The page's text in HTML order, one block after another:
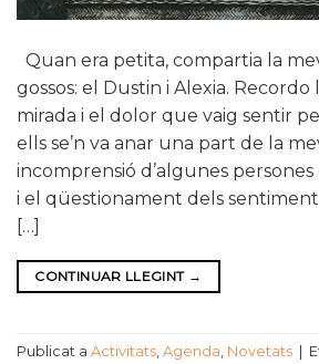
Quan era petita, compartia la
gossos: el Dustin i Alexia. Recordo
mirada i el dolor que vaig sentir
ells se’n va anar una part de la
incomprensió d’algunes
i el qüestionament dels
[…]
CONTINUAR LLEGINT →
Publicat a Activitats, Agenda, Novetats